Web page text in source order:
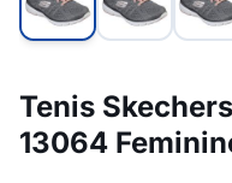
Tenis
13064